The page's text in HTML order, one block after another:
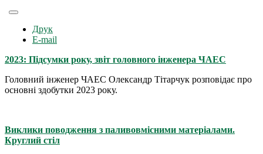
Друк
E-mail
2023: Підсумки року, звіт головного інженера ЧАЕС
Головний інженер ЧАЕС Олександр Тітарчук розповідає про
основні здобутки 2023 року.
Виклики поводження з паливовмісними матеріалами.
Круглий стіл